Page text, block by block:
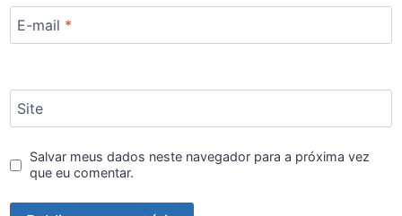
E-mail *
Site
Salvar meus dados neste navegador para a próxima vez
que eu comentar.